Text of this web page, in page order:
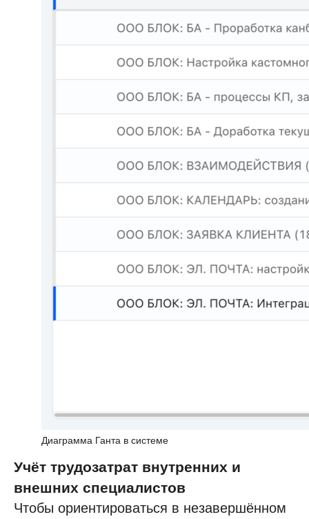
Диаграмма Ганта в системе
Учёт трудозатрат внутренних и
внешних специалистов
Чтобы ориентироваться в незавершённом